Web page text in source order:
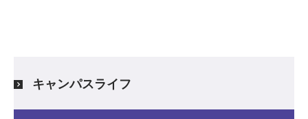
キャンパスライフ